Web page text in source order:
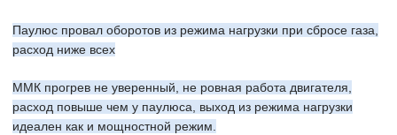
Паулюс провал оборотов из режима нагрузки при сбросе газа
расход ниже всех
ММК прогрев не уверенный, не ровная работа двигателя,
расход повыше чем у паулюса, выход из режима нагрузки
идеален как и мощностной режим.